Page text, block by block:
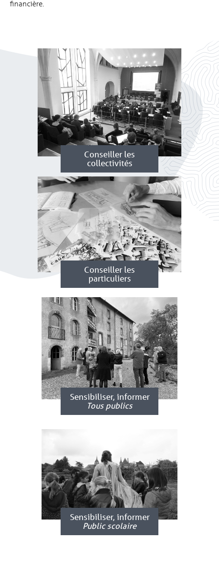
financière.
Conseiller les
collectivités
Conseiller les
particuliers
Sensibiliser, informer
Tous publics
Sensibiliser, informer
Public scolaire